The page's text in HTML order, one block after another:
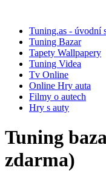
Tuning.as - úvodní
Tuning Bazar
Tapety Wallpapery
Tuning Videa
Tv Online
Online Hry auta
Filmy o autech
Hry s auty
Tuning
zdarma)